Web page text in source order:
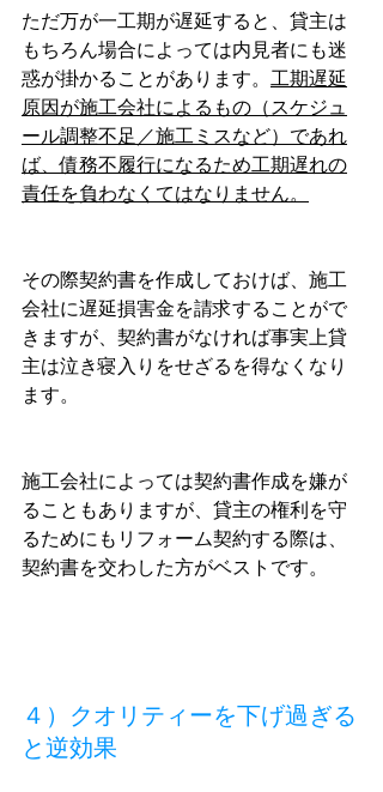
ただ万が一工期が遅延すると、貸主は
もちろん場合によっては内見者にも迷
惑が掛かることがあります。 工期遅延
原因が施工会社によるもの（スケジュ
ール調整不足／施工ミスなど）であれ
ば、債務不履行になるため工期遅れの
責任を負わなくてはなりません。
その際契約書を作成しておけば、施工
会社に遅延損害金を請求することがで
きますが、契約書がなければ事実上貸
主は泣き寝入りをせざるを得なくなり
ます。
施工会社によっては契約書作成を嫌が
ることもありますが、貸主の権利を守
るためにもリフォーム契約する際は、
契約書を交わした方がベストです。
４）クオリティーを下げ過ぎる
と逆効果